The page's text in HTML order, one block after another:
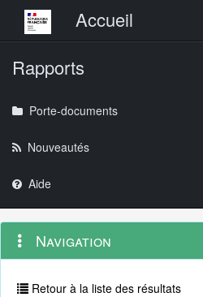
Menu principalAccueil
Rapports
Porte-documents
Nouveautés
Aide
Navigation
outils
Menu
contextuel
Navigation
Retour à la liste des résultats